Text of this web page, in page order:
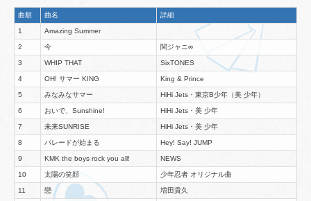
曲順 曲名 詳細
1 Amazing Summer
2 今 関ジャニ∞
3 WHIP THAT SixTONES
4 OH! サマー KING King & Prince
5 みなみなサマー HiHi Jets・東京B少年（美 少年）
6 おいで、Sunshine! HiHi Jets・美 少年
7 未来SUNRISE HiHi Jets・美 少年
8 パレードが始まる Hey! Say! JUMP
9 KMK the boys rock you all! NEWS
10 太陽の笑顔 少年忍者 オリジナル曲
11 戀 増田貴久